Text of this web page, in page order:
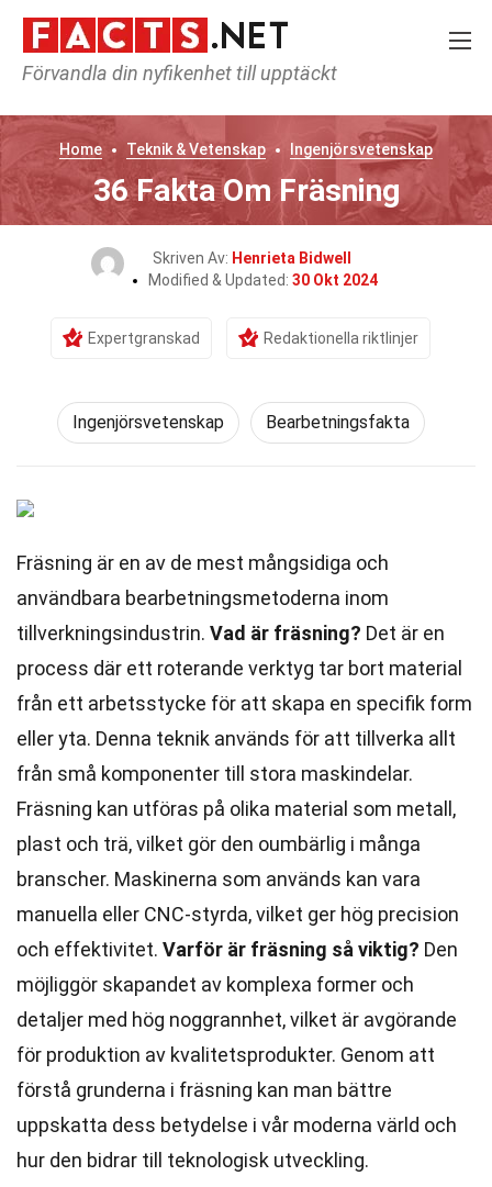
Förvandla din nyfikenhet till upptäckt
Home Teknik & Vetenskap Ingenjörsvetenskap
36 Fakta Om Fräsning
Skriven Av: Henrieta Bidwell
Modified & Updated: 30 Okt 2024
Expertgranskad Redaktionella riktlinjer
Ingenjörsvetenskap Bearbetningsfakta
Fräsning är en av de mest mångsidiga och
användbara bearbetningsmetoderna inom
tillverkningsindustrin. Vad är fräsning? Det är en
process där ett roterande verktyg tar bort material
från ett arbetsstycke för att skapa en specifik form
eller yta. Denna teknik används för att tillverka allt
från små komponenter till stora maskindelar.
Fräsning kan utföras på olika material som metall,
plast och trä, vilket gör den oumbärlig i många
branscher. Maskinerna som används kan vara
manuella eller CNC-styrda, vilket ger hög precision
och effektivitet. Varför är fräsning så viktig? Den
möjliggör skapandet av komplexa former och
detaljer med hög noggrannhet, vilket är avgörande
för produktion av kvalitetsprodukter. Genom att
förstå grunderna i fräsning kan man bättre
uppskatta dess betydelse i vår moderna värld och
hur den bidrar till teknologisk utveckling.